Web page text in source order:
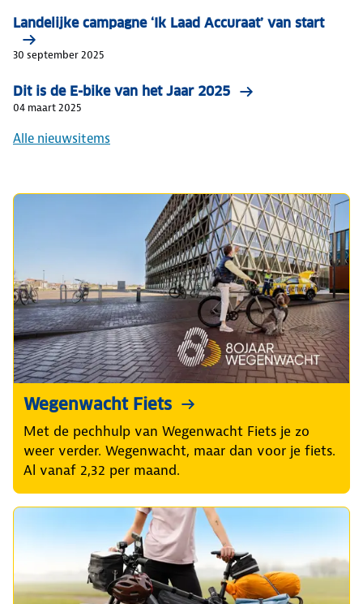
Landelijke campagne ‘Ik Laad Accuraat’ van start
30 september 2025
Dit is de E-bike van het Jaar 2025
04 maart 2025
Alle nieuwsitems
Wegenwacht Fiets
Met de pechhulp van Wegenwacht Fiets je zo
weer verder. Wegenwacht, maar dan voor je fiets.
Al vanaf 2,32 per maand.